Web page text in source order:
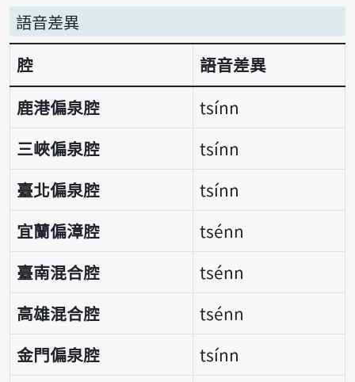
語音差異
語音差異表
腔
語音差異
鹿港偏泉腔
tsínn
三峽偏泉腔
tsínn
臺北偏泉腔
tsínn
宜蘭偏漳腔
tsénn
臺南混合腔
tsénn
高雄混合腔
tsénn
金門偏泉腔
tsínn